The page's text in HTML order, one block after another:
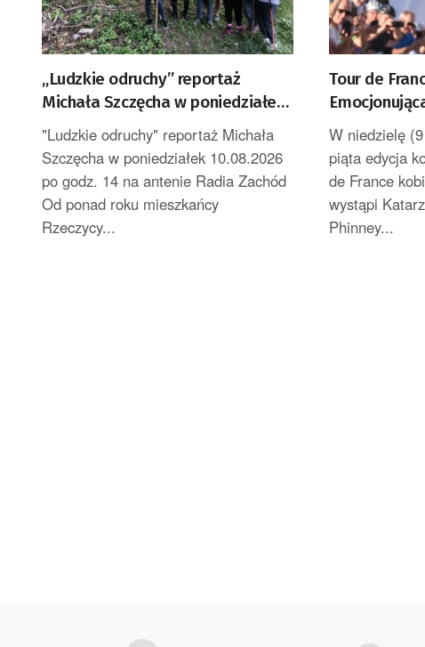
„Ludzkie odruchy” reportaż
Michała Szczęcha w poniedziałek
po godz. 14
"Ludzkie odruchy" reportaż Michała
Szczęcha w poniedziałek 10.08.2026
po godz. 14 na antenie Radia Zachód
Od ponad roku mieszkańcy
Rzeczycy...
Tour de
roli głównej
W niedzielę
piąta edycja
de France
wystąpi
Phinney...